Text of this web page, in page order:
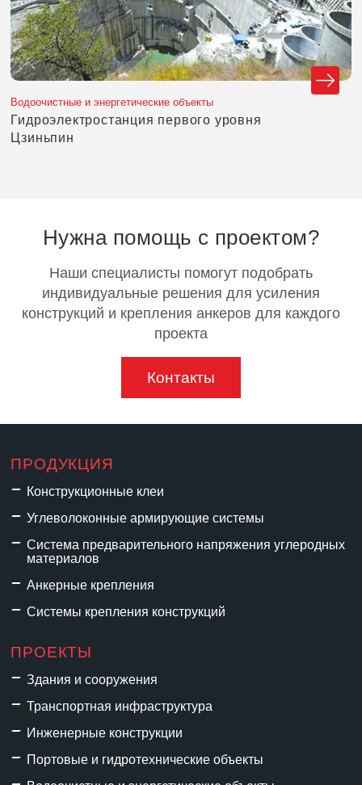
Водоочистные и энергетические объекты
Гидроэлектростанция первого уровня
Цзиньпин
Нужна помощь с проектом?
Наши специалисты помогут подобрать
индивидуальные решения для усиления
конструкций и крепления анкеров для каждого
проекта
Контакты
ПРОДУКЦИЯ
Конструкционные клеи
Углеволоконные армирующие системы
Система предварительного напряжения углеродных
материалов
Анкерные крепления
Системы крепления конструкций
ПРОЕКТЫ
Здания и сооружения
Транспортная инфраструктура
Инженерные конструкции
Портовые и гидротехнические объекты